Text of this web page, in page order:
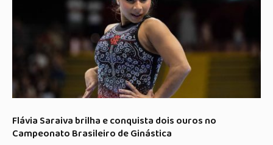
Flávia Saraiva brilha e conquista dois ouros no
Campeonato Brasileiro de Ginástica